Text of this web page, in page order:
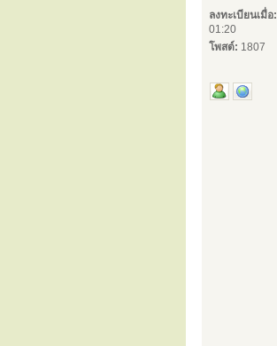
ลงทะเบียนเมื่อ:
01:20
โพสต์: 1807